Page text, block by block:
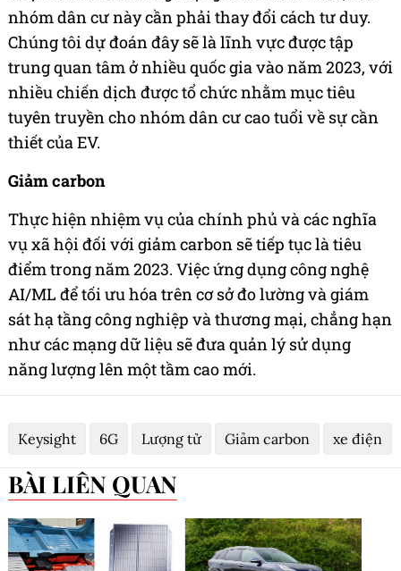
nhóm dân cư này cần phải thay đổi cách tư duy.
Chúng tôi dự đoán đây sẽ là lĩnh vực được tập
trung quan tâm ở nhiều quốc gia vào năm 2023, với
nhiều chiến dịch được tổ chức nhằm mục tiêu
tuyên truyền cho nhóm dân cư cao tuổi về sự cần
thiết của EV.
Giảm carbon
Thực hiện nhiệm vụ của chính phủ và các nghĩa
vụ xã hội đối với giảm carbon sẽ tiếp tục là tiêu
điểm trong năm 2023. Việc ứng dụng công nghệ
AI/ML để tối ưu hóa trên cơ sở đo lường và giám
sát hạ tầng công nghiệp và thương mại, chẳng hạn
như các mạng dữ liệu sẽ đưa quản lý sử dụng
năng lượng lên một tầm cao mới.
Keysight 6G Lượng tử Giảm carbon xe điện
BÀI LIÊN QUAN